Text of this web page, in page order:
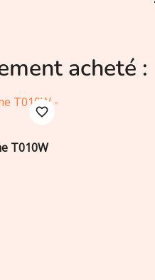
acheté :
favorite_border
T010W